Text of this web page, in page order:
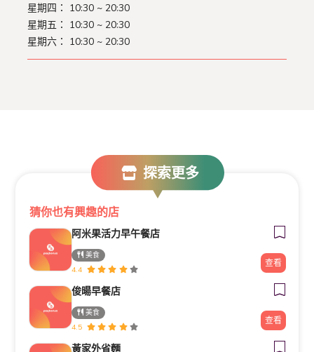
星期四： 10:30 ~ 20:30
星期五： 10:30 ~ 20:30
星期六： 10:30 ~ 20:30
探索更多
猜你也有興趣的店
阿米果活力早午餐店
美食
4.4
查看
俊暘早餐店
美食
4.5
查看
黃家外省麵